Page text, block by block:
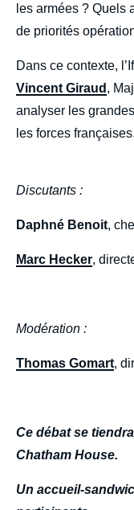
les armées ? Quels
de priorités
Dans ce contexte,
Vincent Giraud ,
analyser les
les forces françaises.
Discutants :
Daphné Benoit,
Marc Hecker,
Modération :
Thomas Gomart,
Ce débat se
Chatham House.
Un accueil-